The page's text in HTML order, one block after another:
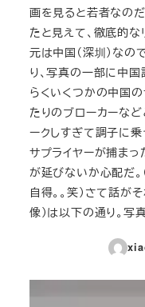
画を見ると若者なの
たと見えて、徹底的
元は中国（深圳）なの
り、写真の一部に中国
らくいくつかの中国
たりのブローカーな
ークしすぎて調子に乗
サプライヤーが捕ま
が延びないか心配だ
自得。。笑）さて話が
像）は以下の通り。写